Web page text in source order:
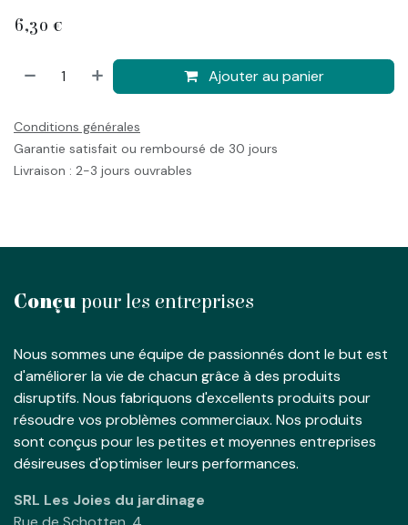
6,30 €
Ajouter au panier
Conditions générales
Garantie satisfait ou remboursé de 30 jours
Livraison : 2-3 jours ouvrables
Conçu pour les entreprises
Nous sommes une équipe de passionnés dont le but est
d'améliorer la vie de chacun grâce à des produits
disruptifs. Nous fabriquons d'excellents produits pour
résoudre vos problèmes commerciaux. Nos produits
sont conçus pour les petites et moyennes entreprises
désireuses d'optimiser leurs performances.
SRL Les Joies du jardinage